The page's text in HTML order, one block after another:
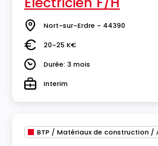
Lieu Nort-sur-Erdre - 44390
Salaire20-25 K€
DuréeDurée: 3 mois
TypeInterim